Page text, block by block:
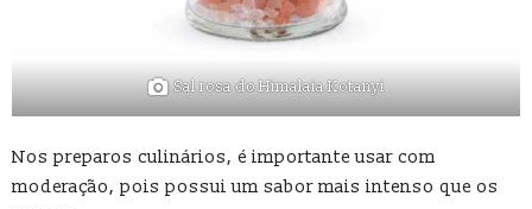
Sal rosa do Himalaia Kotanyi
Nos preparos culinários, é importante usar com
moderação, pois possui um sabor mais intenso que os